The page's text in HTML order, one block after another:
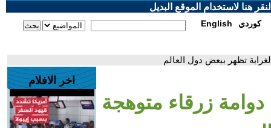
هنا لاستخدام الموقع البديل
English كوردي
تظهر ببعض دول العالم
زرقاء متوهجة
اخر الافلام